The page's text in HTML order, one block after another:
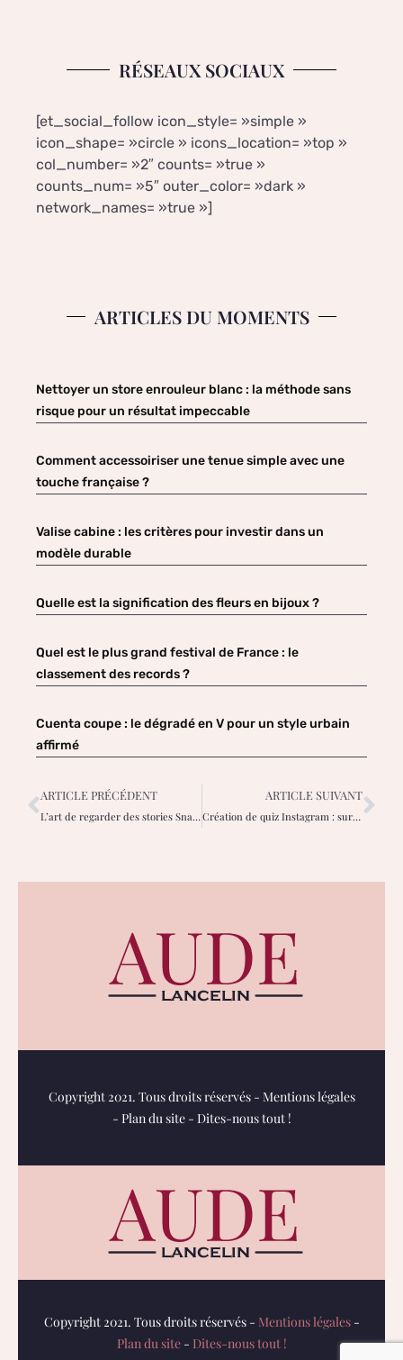
RÉSEAUX SOCIAUX
[et_social_follow icon_style= »simple »
icon_shape= »circle » icons_location= »top »
col_number= »2″ counts= »true »
counts_num= »5″ outer_color= »dark »
network_names= »true »]
ARTICLES DU MOMENTS
Nettoyer un store enrouleur blanc : la méthode sans
risque pour un résultat impeccable
Comment accessoiriser une tenue simple avec une
touche française ?
Valise cabine : les critères pour investir dans un
modèle durable
Quelle est la signification des fleurs en bijoux ?
Quel est le plus grand festival de France : le
classement des records ?
Cuenta coupe : le dégradé en V pour un style urbain
affirmé
ARTICLE PRÉCÉDENT
L’art de regarder des stories Snapchat incognito pour les femmes curieuses
ARTICLE SUIVANT
Création de quiz Instagram : surprenez avec des interactions engageantes !
Copyright 2021. Tous droits réservés - Mentions légales
- Plan du site- Dites-nous tout !
Copyright 2021. Tous droits réservés - Mentions légales-
Plan du site- Dites-nous tout !